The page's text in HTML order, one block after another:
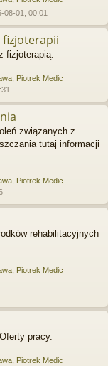
08-01, 00:01
fizjoterapii
fizjoterapią.
Piotrek Medic
związanych z
tutaj informacji
Piotrek Medic
rehabilitacyjnych
Piotrek Medic
pracy.
Piotrek Medic